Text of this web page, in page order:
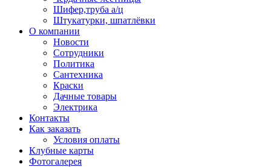
Шифер,труба а/ц
Штукатурки, шпатлёвки
О компании
Новости
Сотрудники
Политика
Сантехника
Краски
Дачные товары
Электрика
Контакты
Как заказать
Условия оплаты
Клубные карты
Фотогалерея